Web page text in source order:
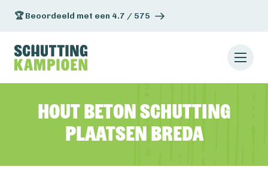
🏆 Beoordeeld met een 4.7 / 575
Hout beton schutting
plaatsen Breda